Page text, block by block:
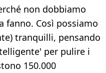
non dobbiamo
fanno. Così possiamo
tranquilli, pensando
per pulire i
150.000